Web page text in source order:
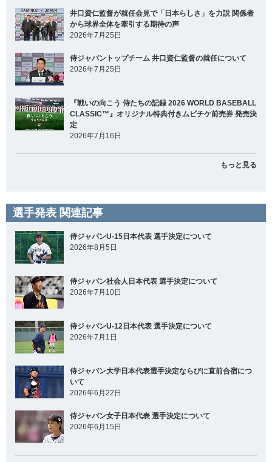
井口資仁監督が就任会見で「日本らしさ」を力説 関係者
から球界全体を牽引する期待の声
2026年7月25日
侍ジャパントップチーム 井口資仁監督の就任について
2026年7月25日
『戦いの向こう 侍たちの記録 2026 WORLD BASEBALL
CLASSIC™』オリジナル特典付きムビチケ前売券 発売決
定
2026年7月16日
もっと見る
選手発表 関連記事
侍ジャパンU-15日本代表 選手決定について
2026年8月5日
侍ジャパン社会人日本代表 選手決定について
2026年7月10日
侍ジャパンU-12日本代表 選手決定について
2026年7月1日
侍ジャパン大学日本代表選手決定ならびに直前合宿につ
いて
2026年6月22日
侍ジャパン女子日本代表 選手決定について
2026年6月15日